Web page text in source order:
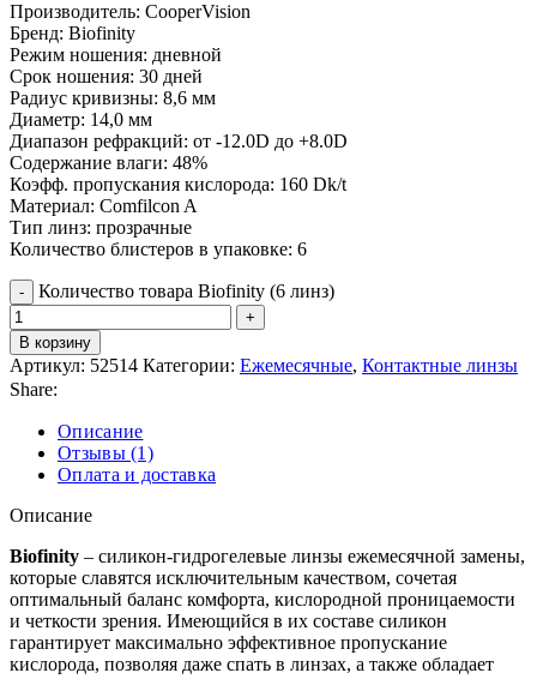
Производитель: CooperVision
Бренд: Biofinity
Режим ношения: дневной
Срок ношения: 30 дней
Радиус кривизны: 8,6 мм
Диаметр: 14,0 мм
Диапазон рефракций: от -12.0D до +8.0D
Содержание влаги: 48%
Коэфф. пропускания кислорода: 160 Dk/t
Материал: Comfilcon A
Тип линз: прозрачные
Количество блистеров в упаковке: 6
Количество товара Biofinity (6 линз)
В корзину
Артикул: 52514 Категории: Ежемесячные, Контактные линзы
Share:
Описание
Отзывы (1)
Оплата и доставка
Описание
Biofinity – силикон-гидрогелевые линзы ежемесячной замены,
которые славятся исключительным качеством, сочетая
оптимальный баланс комфорта, кислородной проницаемости
и четкости зрения. Имеющийся в их составе силикон
гарантирует максимально эффективное пропускание
кислорода, позволяя даже спать в линзах, а также обладает